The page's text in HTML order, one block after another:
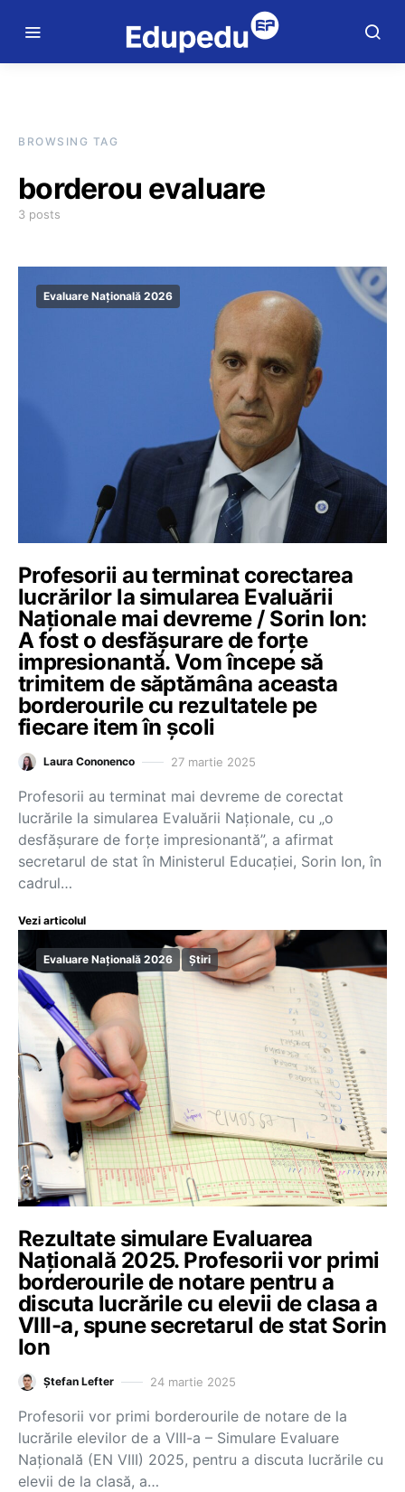
BROWSING TAG
borderou evaluare
3 posts
Evaluare Națională 2026
Profesorii au terminat corectarea
lucrărilor la simularea Evaluării
Naționale mai devreme / Sorin Ion:
A fost o desfășurare de forțe
impresionantă. Vom începe să
trimitem de săptămâna aceasta
borderourile cu rezultatele pe
fiecare item în școli
Laura Cononenco 27 martie 2025
Profesorii au terminat mai devreme de corectat
lucrările la simularea Evaluării Naționale, cu „o
desfășurare de forțe impresionantă”, a afirmat
secretarul de stat în Ministerul Educației, Sorin Ion, în
cadrul…
Vezi articolul
Evaluare Națională 2026 Știri
Rezultate simulare Evaluarea
Națională 2025. Profesorii vor primi
borderourile de notare pentru a
discuta lucrările cu elevii de clasa a
VIII-a, spune secretarul de stat Sorin
Ion
Ștefan Lefter 24 martie 2025
Profesorii vor primi borderourile de notare de la
lucrările elevilor de a VIII-a – Simulare Evaluare
Națională (EN VIII) 2025, pentru a discuta lucrările cu
elevii de la clasă, a…